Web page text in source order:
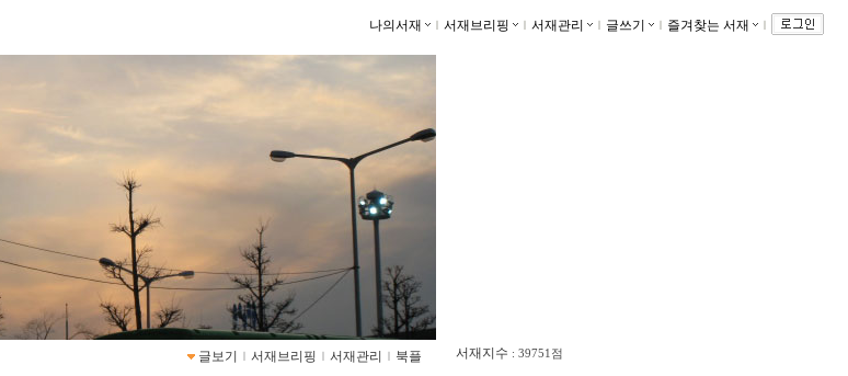
나의서재 ｌ 서재브리핑 ｌ 서재관리 ｌ 글쓰기 ｌ 즐겨찾는 서재 ｌ
글보기 ｌ 서재브리핑 ｌ 서재관리 ｌ 북플 서재지수 : 39751점